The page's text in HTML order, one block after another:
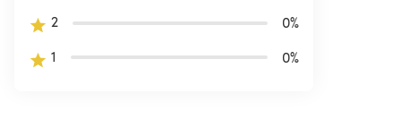
2
0%
1
0%